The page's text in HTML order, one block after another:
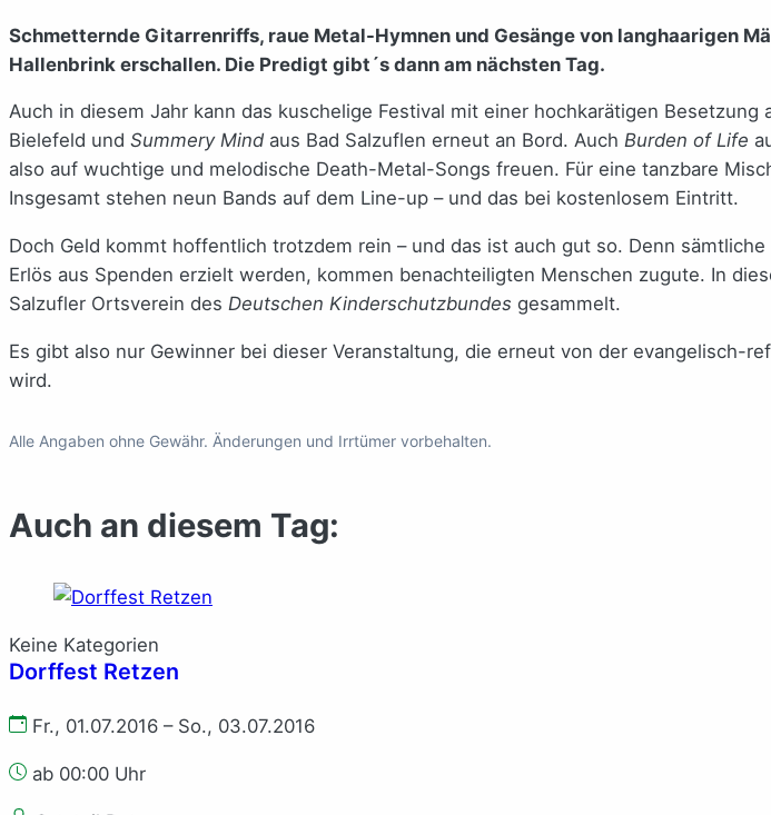
Schmetternde Gitarrenriffs, raue Metal-Hymnen und Gesänge von langhaarigen
Hallenbrink erschallen. Die Predigt gibt´s dann am nächsten Tag.
Auch in diesem Jahr kann das kuschelige Festival mit einer hochkarätigen
Bielefeld und Summery Mind aus Bad Salzuflen erneut an Bord. Auch Burden of Life
also auf wuchtige und melodische Death-Metal-Songs freuen. Für eine tanzbare
Insgesamt stehen neun Bands auf dem Line-up – und das bei kostenlosem Eintritt.
Doch Geld kommt hoffentlich trotzdem rein – und das ist auch gut so. Denn
Erlös aus Spenden erzielt werden, kommen benachteiligten Menschen zugute. In
Salzufler Ortsverein des Deutschen Kinderschutzbundes gesammelt.
Es gibt also nur Gewinner bei dieser Veranstaltung, die erneut von der
wird.
Alle Angaben ohne Gewähr. Änderungen und Irrtümer vorbehalten.
Auch an diesem Tag:
Keine Kategorien
Dorffest Retzen
Fr., 01.07.2016 – So., 03.07.2016
ab 00:00 Uhr